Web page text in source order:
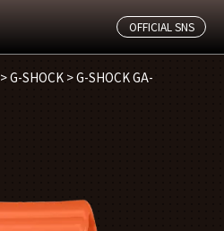
OFFICIAL SNS
>G-SHOCK >G-SHOCK GA-